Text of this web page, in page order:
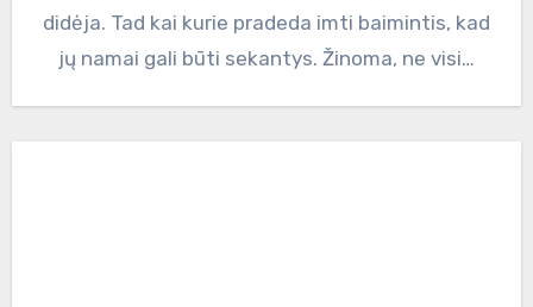
didėja. Tad kai kurie pradeda imti baimintis, kad
jų namai gali būti sekantys. Žinoma, ne visi…